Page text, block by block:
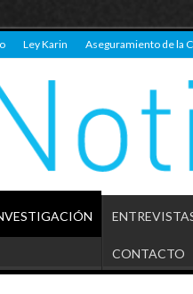
Ley Karin Aseguramiento de la
CONTACTO